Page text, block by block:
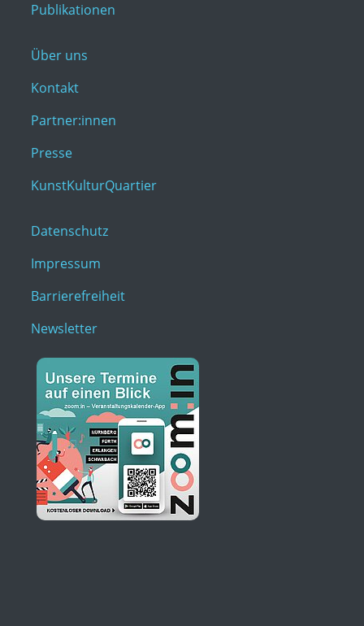
Publikationen
Über uns
Kontakt
Partner:innen
Presse
KunstKulturQuartier
Datenschutz
Impressum
Barrierefreiheit
Newsletter